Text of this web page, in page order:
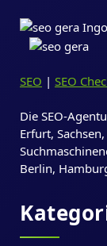
SEO | SEO
Die SEO-
Erfurt,
Berlin,